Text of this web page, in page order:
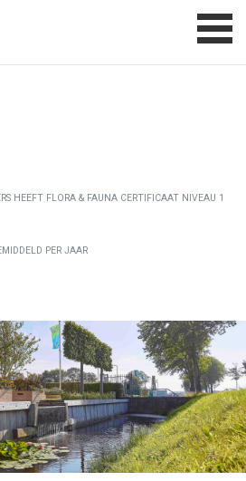
VERANTWOORD
of vervangen van zowel
HEEFT FLORA & FAUNA CERTIFICAAT NIVEAU 1
PER JAAR